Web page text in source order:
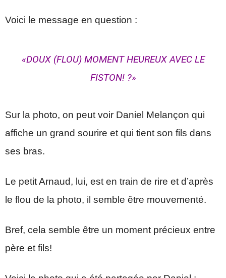
Voici le message en question :
«DOUX (FLOU) MOMENT HEUREUX AVEC LE
FISTON! ?»
Sur la photo, on peut voir Daniel Melançon qui
affiche un grand sourire et qui tient son fils dans
ses bras.
Le petit Arnaud, lui, est en train de rire et d’après
le flou de la photo, il semble être mouvementé.
Bref, cela semble être un moment précieux entre
père et fils!